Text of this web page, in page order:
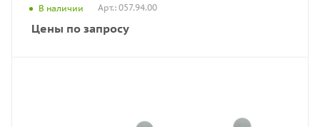
В наличии Арт.: 057.94.00
Цены по запросу